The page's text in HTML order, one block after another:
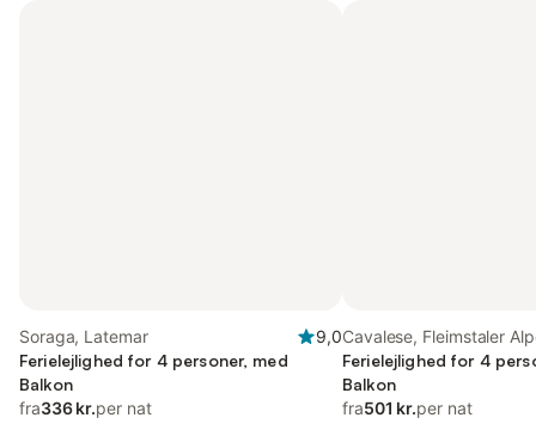
Soraga, Latemar
9,0
Ferielejlighed for 4 personer, med
Balkon
fra336 kr.per nat
Cavalese, Fleimstaler
Ferielejlighed for 4
Balkon
fra501 kr.per nat